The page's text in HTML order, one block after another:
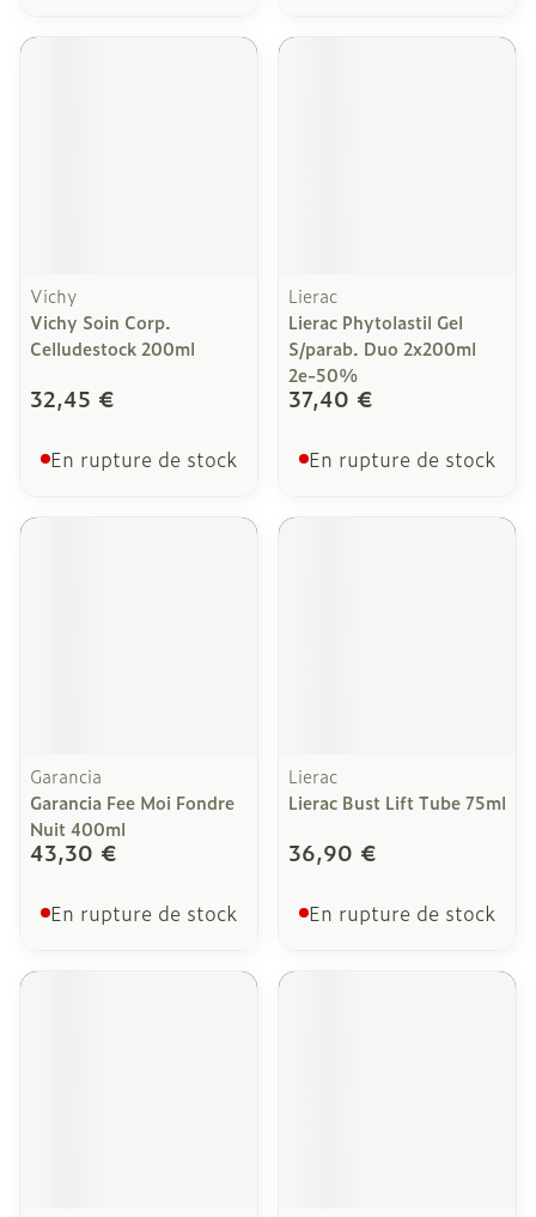
Vichy
Vichy Soin Corp.
Celludestock 200ml
32,45 €
En rupture de stock
Lierac
Lierac Phytolastil Gel
S/parab. Duo 2x200ml
2e-50%
37,40 €
En rupture de stock
Garancia
Garancia Fee Moi Fondre
Nuit 400ml
43,30 €
En rupture de stock
Lierac
Lierac Bust Lift Tube 75ml
36,90 €
En rupture de stock